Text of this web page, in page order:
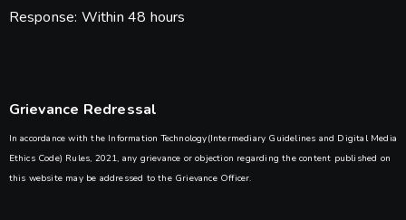
Response: Within 48 hours
Grievance Redressal
In accordance with the Information Technology(Intermediary Guidelines and Digital Media
Ethics Code) Rules, 2021, any grievance or objection regarding the content published on
this website may be addressed to the Grievance Officer.